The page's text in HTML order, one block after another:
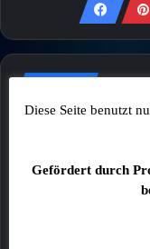
Diese Seite benutzt
Gefördert durch